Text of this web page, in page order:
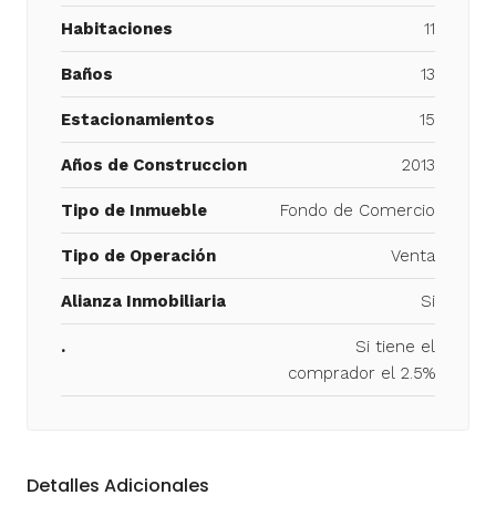
Habitaciones 11
Baños 13
Estacionamientos 15
Años de Construccion 2013
Tipo de Inmueble Fondo de Comercio
Tipo de Operación Venta
Alianza Inmobiliaria Si
.
Si tiene el
comprador el 2.5%
Detalles Adicionales